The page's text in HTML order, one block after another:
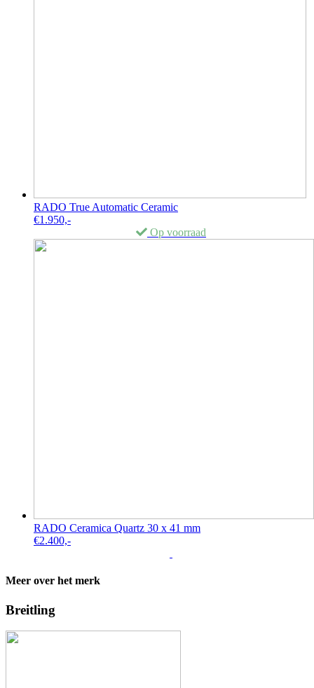
RADO True Automatic Ceramic
€1.950,-
Op voorraad
RADO Ceramica Quartz 30 x 41 mm
€2.400,-
Meer over het merk
Breitling